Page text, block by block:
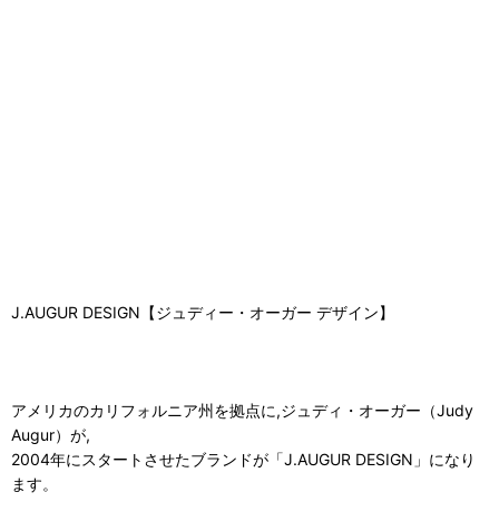
J.AUGUR DESIGN【ジュディー・オーガー デザイン】
アメリカのカリフォルニア州を拠点に,ジュディ・オーガー（Judy
Augur）が,
2004年にスタートさせたブランドが「J.AUGUR DESIGN」になり
ます。